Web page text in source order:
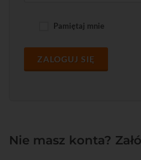
Pamiętaj mnie
ZALOGUJ SIĘ
Nie masz konta?